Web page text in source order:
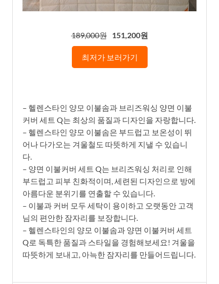
189,000원 151,200원
최저가 보러가기
– 헬렌스타인 양모 이불솜과 브리즈워싱 양면 이불
커버 세트 Q는 최상의 품질과 디자인을 자랑합니다.
– 헬렌스타인 양모 이불솜은 부드럽고 보온성이 뛰
어나 다가오는 겨울철도 따뜻하게 지낼 수 있습니
다.
– 양면 이불커버 세트 Q는 브리즈워싱 처리로 인해
부드럽고 피부 친화적이며, 세련된 디자인으로 방에
아름다운 분위기를 연출할 수 있습니다.
– 이불과 커버 모두 세탁이 용이하고 오랫동안 고객
님의 편안한 잠자리를 보장합니다.
– 헬렌스타인의 양모 이불솜과 양면 이불커버 세트
Q로 독특한 품질과 스타일을 경험해보세요! 겨울을
따뜻하게 보내고, 아늑한 잠자리를 만들어드립니다.